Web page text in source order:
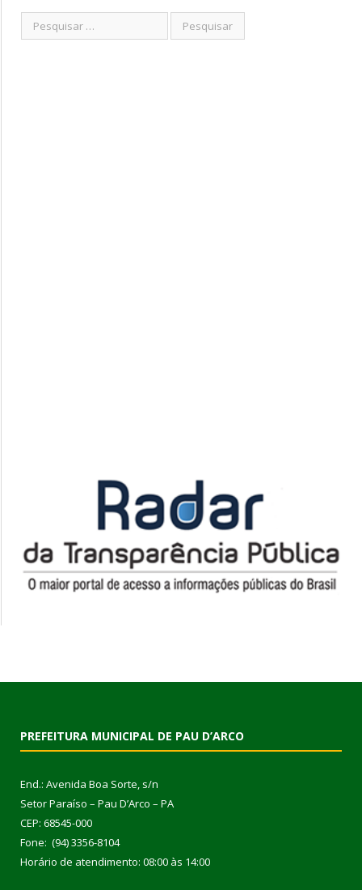
PREFEITURA MUNICIPAL DE PAU D’ARCO
End.: Avenida Boa Sorte, s/n
Setor Paraíso – Pau D’Arco – PA
CEP: 68545-000
Fone: (94) 3356-8104
Horário de atendimento: 08:00 às 14:00